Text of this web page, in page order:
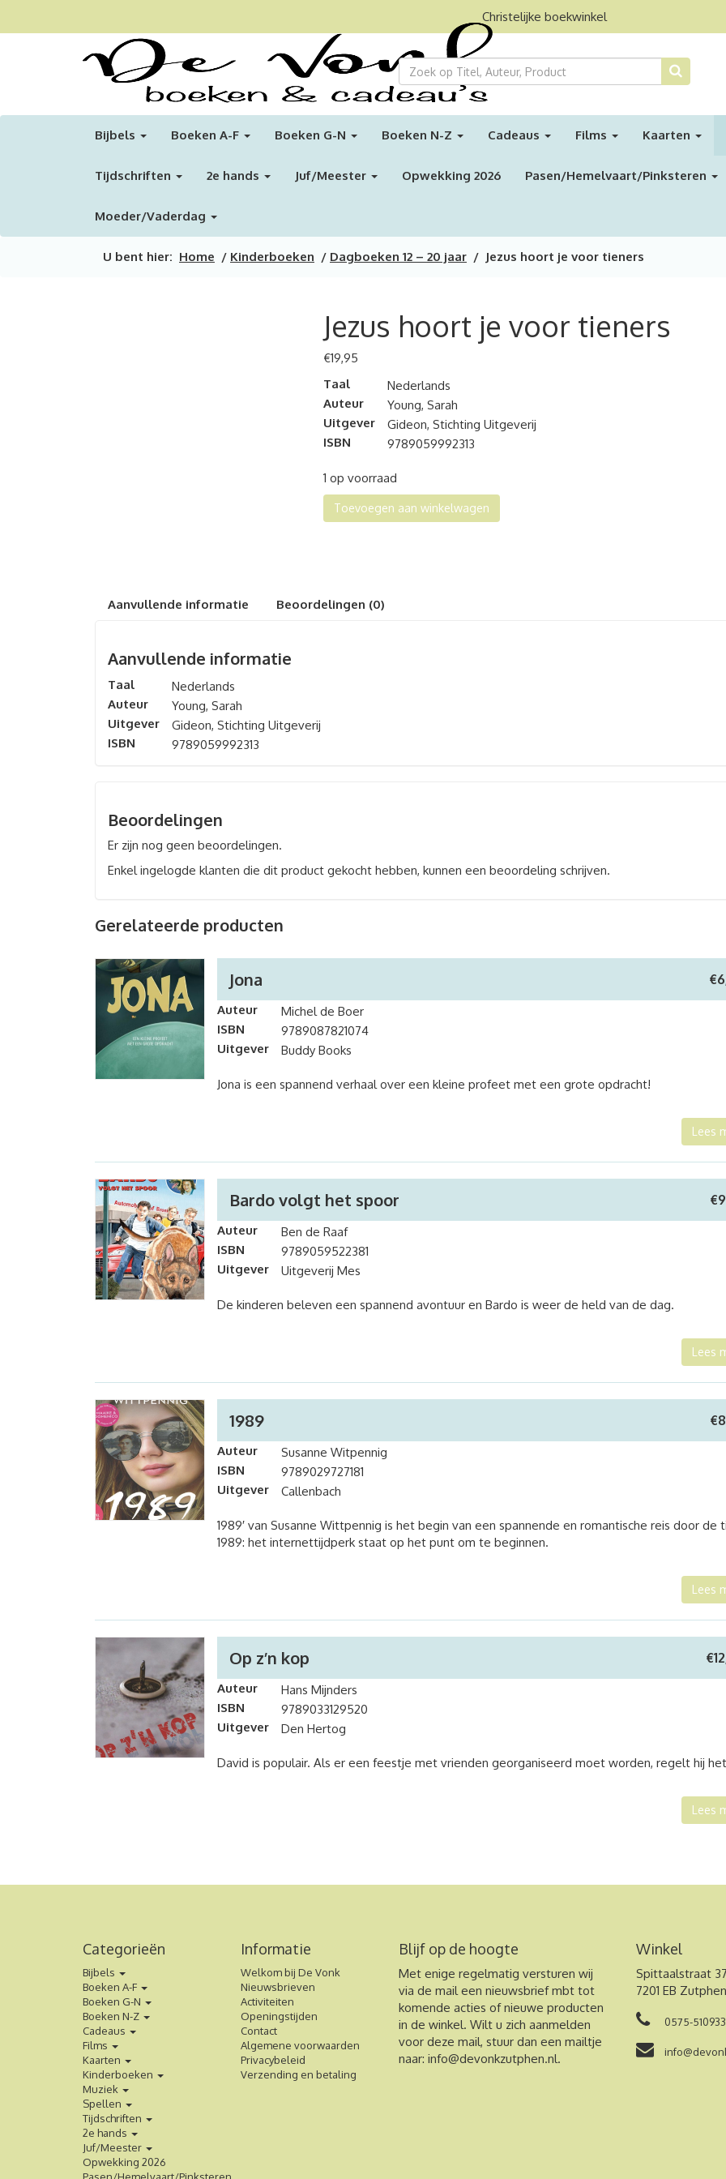
Christelijke boekwinkel
Bijbels Boeken A-F Boeken G-N Boeken N-Z Cadeaus Films Kaarten
Tijdschriften 2e hands Juf/Meester Opwekking 2026 Pasen/Hemelvaart/Pinksteren
Moeder/Vaderdag
U bent hier: Home / Kinderboeken / Dagboeken 12 – 20 jaar / Jezus hoort je voor tieners
Jezus hoort je voor tieners
€19,95
Taal
Nederlands
Auteur
Young, Sarah
Uitgever
Gideon, Stichting Uitgeverij
ISBN
9789059992313
1 op voorraad
Jezus
hoort
Toevoegen aan winkelwagen
Aanvullende informatie Beoordelingen (0)
Aanvullende informatie
Taal
Nederlands
Auteur
Young, Sarah
Uitgever
Gideon, Stichting Uitgeverij
ISBN
9789059992313
Beoordelingen
Er zijn nog geen beoordelingen.
Enkel ingelogde klanten die dit product gekocht hebben, kunnen een beoordeling schrijven.
Gerelateerde producten
Jona €
Auteur
Michel de Boer
ISBN
9789087821074
Uitgever
Buddy Books
Jona is een spannend verhaal over een kleine profeet met een grote opdracht!
Lees
Bardo volgt het spoor €
Auteur
Ben de Raaf
ISBN
9789059522381
Uitgever
Uitgeverij Mes
De kinderen beleven een spannend avontuur en Bardo is weer de held van de dag.
Lees
1989 €
Auteur
Susanne Witpennig
ISBN
9789029727181
Uitgever
Callenbach
1989′ van Susanne Wittpennig is het begin van een spannende en romantische reis door de
1989: het internettijdperk staat op het punt om te beginnen.
Lees
Op z’n kop €
Auteur
Hans Mijnders
ISBN
9789033129520
Uitgever
Den Hertog
David is populair. Als er een feestje met vrienden georganiseerd moet worden, regelt hij
Lees
Categorieën
Bijbels
Boeken A-F
Boeken G-N
Boeken N-Z
Cadeaus
Films
Kaarten
Kinderboeken
Muziek
Spellen
Tijdschriften
2e hands
Juf/Meester
Opwekking 2026
Informatie
Welkom bij De Vonk
Nieuwsbrieven
Activiteiten
Openingstijden
Contact
Algemene voorwaarden
Privacybeleid
Verzending en betaling
Blijf op de hoogte
Met enige regelmatig versturen wij
via de mail een nieuwsbrief mbt tot
komende acties of nieuwe producten
in de winkel. Wilt u zich aanmelden
voor deze mail, stuur dan een mailtje
naar: info@devonkzutphen.nl.
Winkel
Spittaalstraat
7201 EB Zutphen
0575-510933